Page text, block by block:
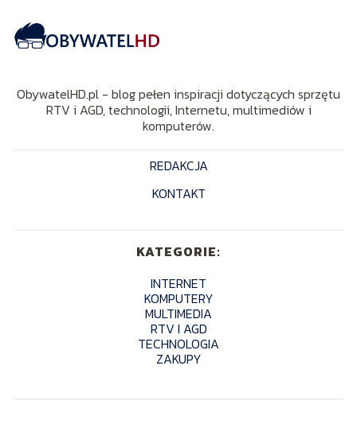
ObywatelHD.pl - blog pełen inspiracji dotyczących sprzętu
RTV i AGD, technologii, Internetu, multimediów i
komputerów.
REDAKCJA
KONTAKT
KATEGORIE:
INTERNET
KOMPUTERY
MULTIMEDIA
RTV I AGD
TECHNOLOGIA
ZAKUPY